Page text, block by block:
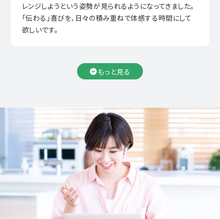
レンジしようという姿勢が見られるようになってきました。
「伝わる」喜びを、日々の積み重ねで体感する時間にして
欲しいです。
もっと見る